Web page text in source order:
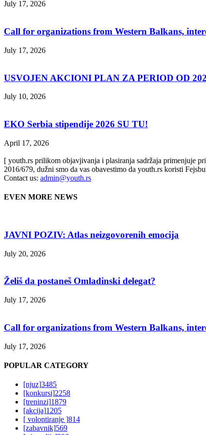
July 17, 2026
Call for organizations from Western Balkans,
July 17, 2026
USVOJEN AKCIONI PLAN ZA PERIOD OD
July 10, 2026
EKO Serbia stipendije 2026 SU TU!
April 17, 2026
[ youth.rs prilikom objavjivanja i plasiranja sadržaja primenjuje
2016/679, dužni smo da vas obavestimo da youth.rs koristi
Contact us: admin@youth.rs
EVEN MORE NEWS
JAVNI POZIV: Atlas neizgovorenih emocija
July 20, 2026
Želiš da postaneš Omladinski delegat?
July 17, 2026
Call for organizations from Western Balkans,
July 17, 2026
POPULAR CATEGORY
[njuz]3485
[konkursi]2258
[treninzi]1879
[akcija]1205
[ volontiranje ]814
[zabavnik]569